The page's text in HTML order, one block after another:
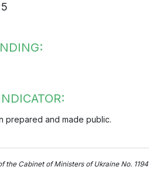
prepared and made public.
the Cabinet of Ministers of Ukraine No. 1194